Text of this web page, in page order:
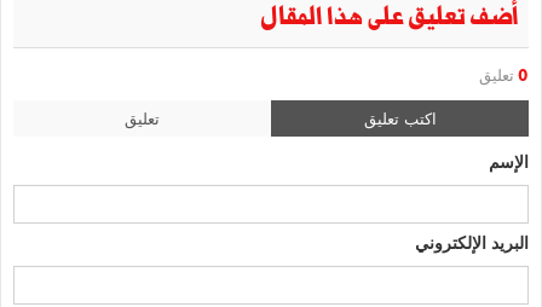
أضف تعليق على هذا المقال
0 تعليق
اكتب تعليق تعليق
الإسم
البريد الإلكتروني